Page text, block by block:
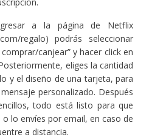
a la página de Netflix
regalo) podrás seleccionar
canjear” y hacer click en
eliges la cantidad
y el diseño de una tarjeta, para
personalizado. Después
todo está listo para que
lo envíes por email, en caso de
a distancia.